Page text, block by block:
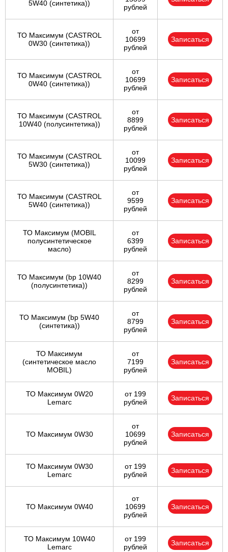
5W40 (синтетика))
рублей
ТО Максимум (CASTROL
0W30 (синтетика))
от
10699
рублей
Записаться
ТО Максимум (CASTROL
0W40 (синтетика))
от
10699
рублей
Записаться
ТО Максимум (CASTROL
10W40 (полусинтетика))
от
8899
рублей
Записаться
ТО Максимум (CASTROL
5W30 (синтетика))
от
10099
рублей
Записаться
ТО Максимум (CASTROL
5W40 (синтетика))
от
9599
рублей
Записаться
ТО Максимум (MOBIL
полуcинтетическое
масло)
от
6399
рублей
Записаться
ТО Максимум (bp 10W40
(полусинтетика))
от
8299
рублей
Записаться
ТО Максимум (bp 5W40
(синтетика))
от
8799
рублей
Записаться
ТО Максимум
(cинтетическое масло
MOBIL)
от
7199
рублей
Записаться
ТО Максимум 0W20
Lemarc
от 199
рублей
Записаться
ТО Максимум 0W30
от
10699
рублей
Записаться
ТО Максимум 0W30
Lemarc
от 199
рублей
Записаться
ТО Максимум 0W40
от
10699
рублей
Записаться
ТО Максимум 10W40
Lemarc
от 199
рублей
Записаться